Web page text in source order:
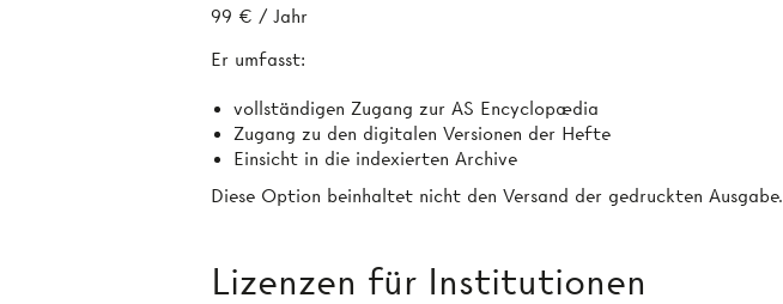
99 € / Jahr
Er umfasst:
vollständigen Zugang zur AS Encyclopædia
Zugang zu den digitalen Versionen der Hefte
Einsicht in die indexierten Archive
Diese Option beinhaltet nicht den Versand der gedruckten Ausgabe.
Lizenzen für Institutionen